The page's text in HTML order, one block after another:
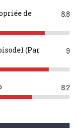
de
8.8
(Par
9
8.2